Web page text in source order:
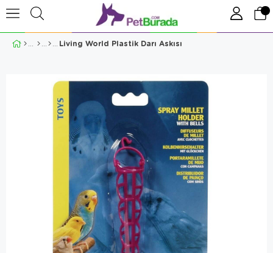
Living World Plastik Darı Askısı